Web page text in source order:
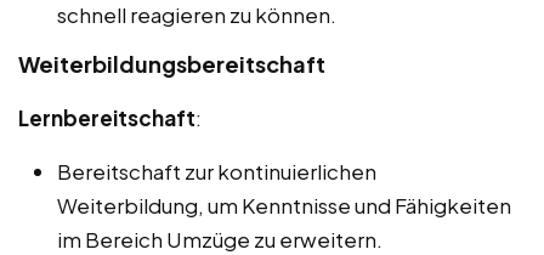
schnell reagieren zu können.
Weiterbildungsbereitschaft
Lernbereitschaft:
Bereitschaft zur kontinuierlichen
Weiterbildung, um Kenntnisse und Fähigkeiten
im Bereich Umzüge zu erweitern.